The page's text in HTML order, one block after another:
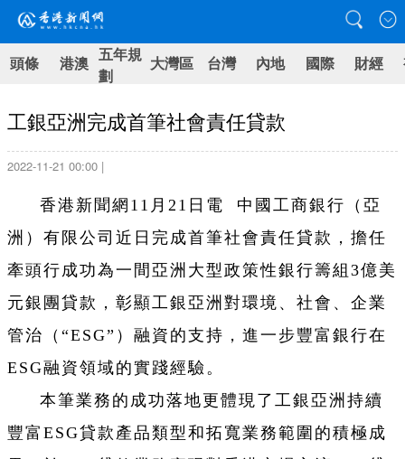
頭條 港澳 五年規
劃
大灣區 台灣 內地 國際 財經
工銀亞洲完成首筆社會責任貸款
2022-11-21 00:00 |
香港新聞網11月21日電 中國工商銀行（亞
洲）有限公司近日完成首筆社會責任貸款，擔任
牽頭行成功為一間亞洲大型政策性銀行籌組3億美
元銀團貸款，彰顯工銀亞洲對環境、社會、企業
管治（“ESG”）融資的支持，進一步豐富銀行在
ESG融資領域的實踐經驗。
本筆業務的成功落地更體現了工銀亞洲持續
豐富ESG貸款產品類型和拓寬業務範圍的積極成